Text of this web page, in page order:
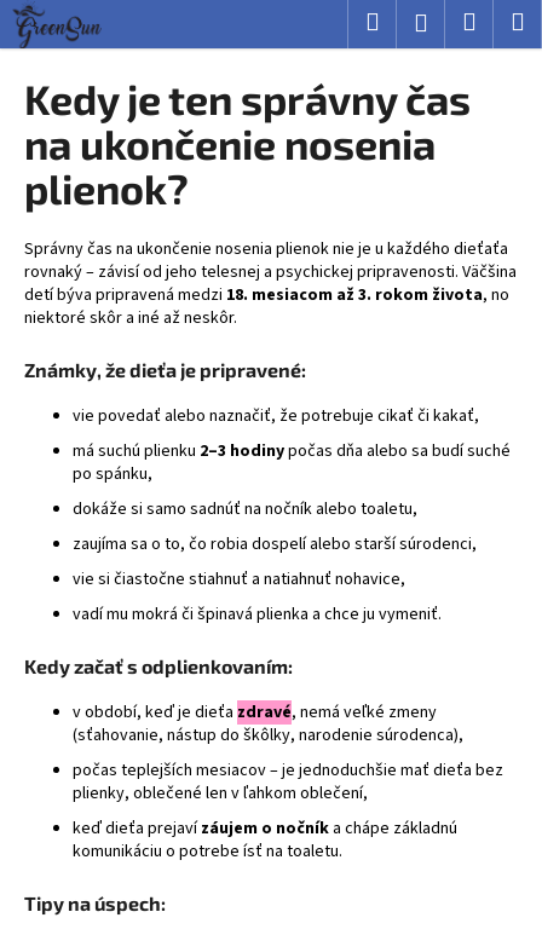
Prejsť
obsah
Hľadať Prihlásenie
Kedy je ten správny čas
na ukončenie nosenia
plienok?
Správny čas na ukončenie nosenia plienok nie je u každého dieťaťa
rovnaký – závisí od jeho telesnej a psychickej pripravenosti. Väčšina
detí býva pripravená medzi 18. mesiacom až 3. rokom života, no
niektoré skôr a iné až neskôr.
Známky, že dieťa je pripravené:
vie povedať alebo naznačiť, že potrebuje cikať či kakať,
má suchú plienku 2–3 hodinypočas dňa alebo sa budí suché
po spánku,
dokáže si samo sadnúť na nočník alebo toaletu,
zaujíma sa o to, čo robia dospelí alebo starší súrodenci,
vie si čiastočne stiahnuť a natiahnuť nohavice,
vadí mu mokrá či špinavá plienka a chce ju vymeniť.
Kedy začať s odplienkovaním:
v období, keď je dieťa zdravé, nemá veľké zmeny
(sťahovanie, nástup do škôlky, narodenie súrodenca),
počas teplejších mesiacov – je jednoduchšie mať dieťa bez
plienky, oblečené len v ľahkom oblečení,
keď dieťa prejavízáujem o nočník a chápe základnú
komunikáciu o potrebe ísť na toaletu.
Tipy na úspech:
K
o
Č
o
p
t
r
e
u
ť
HĽADAŤ